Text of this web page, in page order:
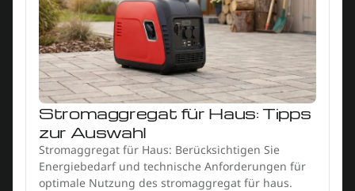
Stromaggregat für Haus: Tipps
zur Auswahl
Stromaggregat für Haus: Berücksichtigen Sie
Energiebedarf und technische Anforderungen für
optimale Nutzung des stromaggregat für haus.